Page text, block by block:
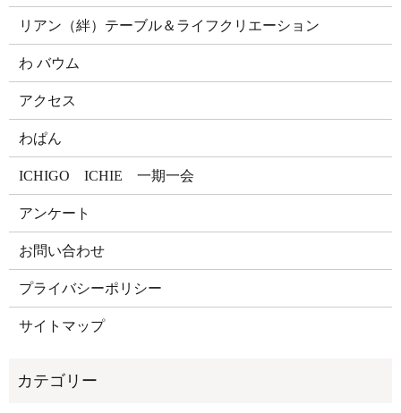
リアン（絆）テーブル＆ライフクリエーション
わ バウム
アクセス
わぱん
ICHIGO ICHIE 一期一会
アンケート
お問い合わせ
プライバシーポリシー
サイトマップ